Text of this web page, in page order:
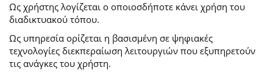
Ως χρήστης λογίζεται ο οποιοσδήποτε κάνει χρήση του
διαδικτυακού τόπου.
Ως υπηρεσία ορίζεται η βασισμένη σε ψηφιακές
τεχνολογίες διεκπεραίωση λειτουργιών που εξυπηρετούν
τις ανάγκες του χρήστη.